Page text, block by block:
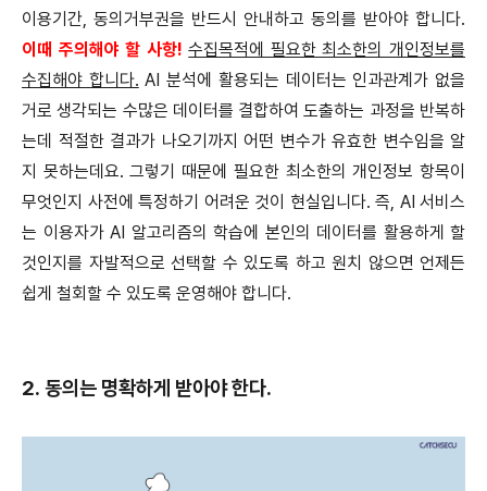
이용기간, 동의거부권을 반드시 안내하고 동의를 받아야 합니다.
이때 주의해야 할 사항! 수집목적에 필요한 최소한의 개인정보를
수집해야 합니다. AI 분석에 활용되는 데이터는 인과관계가 없을
거로 생각되는 수많은 데이터를 결합하여 도출하는 과정을 반복하
는데 적절한 결과가 나오기까지 어떤 변수가 유효한 변수임을 알
지 못하는데요. 그렇기 때문에 필요한 최소한의 개인정보 항목이
무엇인지 사전에 특정하기 어려운 것이 현실입니다. 즉, AI 서비스
는 이용자가 AI 알고리즘의 학습에 본인의 데이터를 활용하게 할
것인지를 자발적으로 선택할 수 있도록 하고 원치 않으면 언제든
쉽게 철회할 수 있도록 운영해야 합니다.
2. 동의는 명확하게 받아야 한다.